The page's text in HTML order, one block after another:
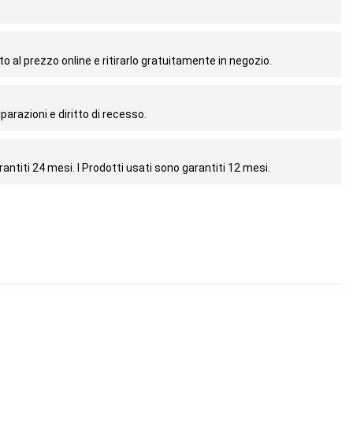
al prezzo online e ritirarlo gratuitamente in negozio.
e diritto di recesso.
24 mesi. I Prodotti usati sono garantiti 12 mesi.